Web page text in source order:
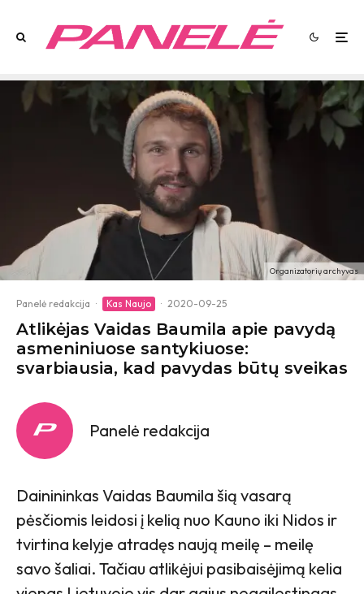
Organizatorių archyvas
Panelė redakcija · Kas Naujo · 2020-09-25
Atlikėjas Vaidas Baumila apie pavydą
asmeniniuose santykiuose:
svarbiausia, kad pavydas būtų sveikas
Panelė redakcija
Dainininkas Vaidas Baumila šią vasarą
pėsčiomis leidosi į kelią nuo Kauno iki Nidos ir
tvirtina kelyje atradęs naują meilę – meilę
savo šaliai. Tačiau atlikėjui pasibaisėjimą kelia